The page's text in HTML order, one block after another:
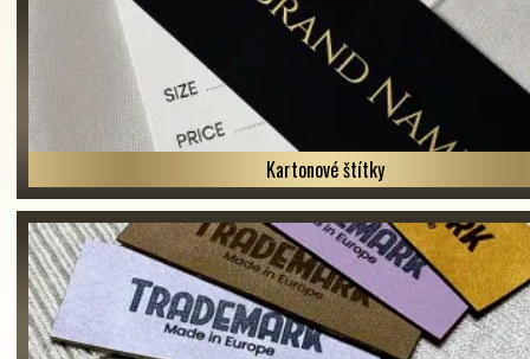
Kartonové štítky